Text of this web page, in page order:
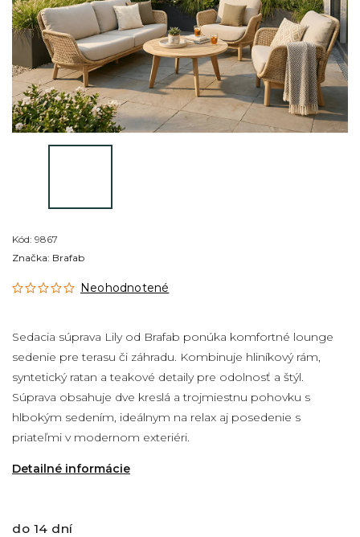
Kód: 9867
Neohodnotené
Sedacia súprava Lily od Brafab ponúka komfortné lounge
sedenie pre terasu či záhradu. Kombinuje hliníkový rám,
syntetický ratan a teakové detaily pre odolnosť a štýl.
Súprava obsahuje dve kreslá a trojmiestnu pohovku s
hlbokým sedením, ideálnym na relax aj posedenie s
priateľmi v modernom exteriéri.
Detailné informácie
Značka: Brafab
do 14 dní